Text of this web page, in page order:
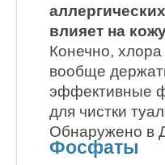
влияет на
Конечно,
вообще
эффективные
для чистки
Обнаружено в
Фосфаты